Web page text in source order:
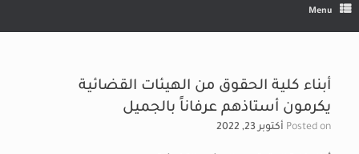
Menu
أبناء كلية الحقوق من الهيئات القضائية
يكرمون أستاذهم عرفاناً بالجميل
Posted on أكتوبر 23, 2022